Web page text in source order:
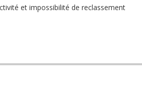
et impossibilité de reclassement